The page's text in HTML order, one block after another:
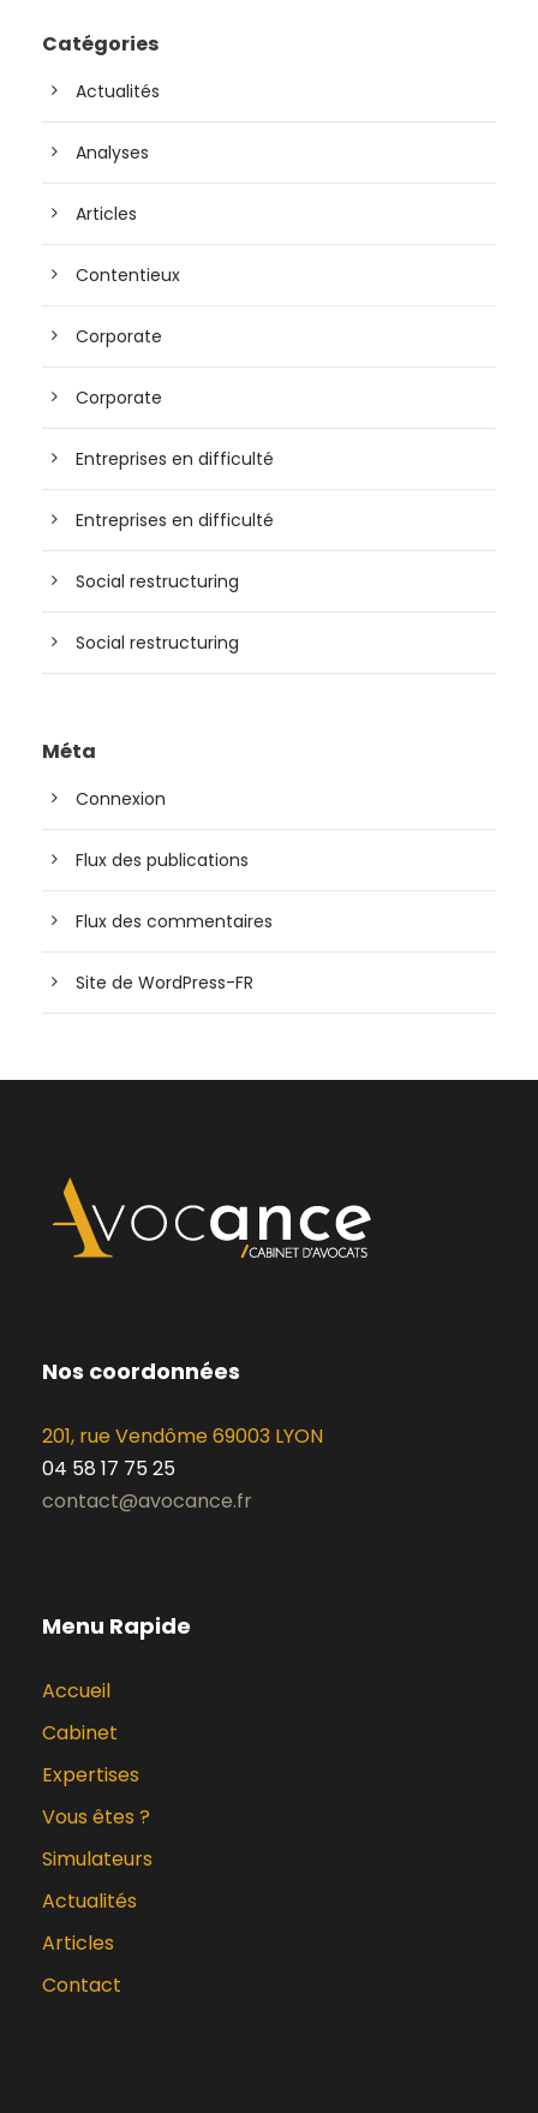
Catégories
Actualités
Analyses
Articles
Contentieux
Corporate
Corporate
Entreprises en difficulté
Entreprises en difficulté
Social restructuring
Social restructuring
Méta
Connexion
Flux des publications
Flux des commentaires
Site de WordPress-FR
Nos coordonnées
201, rue Vendôme 69003 LYON
04 58 17 75 25
contact@avocance.fr
Menu Rapide
Accueil
Cabinet
Expertises
Vous êtes ?
Simulateurs
Actualités
Articles
Contact